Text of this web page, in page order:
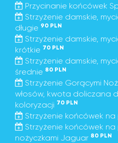
Przycinanie końcówek
Strzyżenie damskie,
długie 90 PLN
Strzyżenie damskie,
krótkie 70 PLN
Strzyżenie damskie,
średnie 80 PLN
Strzyżenie Gorącymi
włosów, kwota doliczana
koloryzacji 70 PLN
Strzyżenie końcówek
Strzyżenie końcówek
nożyczkami Jaguar 80 PLN